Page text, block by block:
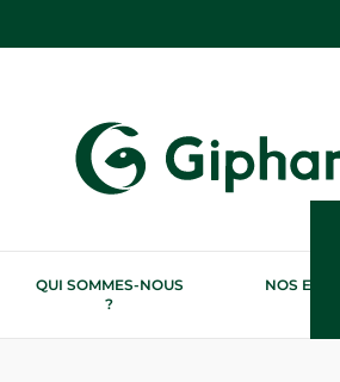
QUI SOMMES-NOUS
?
NOS